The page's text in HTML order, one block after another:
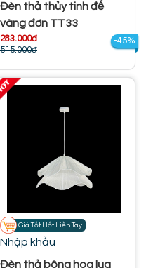
Đèn thả thủy tinh đế
vàng đơn TT33
283.000đ
515.000đ
-45%
Giá Tốt Hốt Liền Tay
Nhập khẩu
Đèn thả bông hoa lụa